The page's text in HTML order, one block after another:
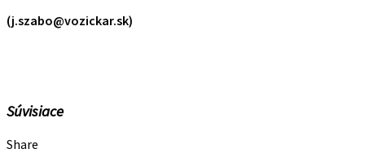
(j.szabo@vozickar.sk)
Súvisiace
Share